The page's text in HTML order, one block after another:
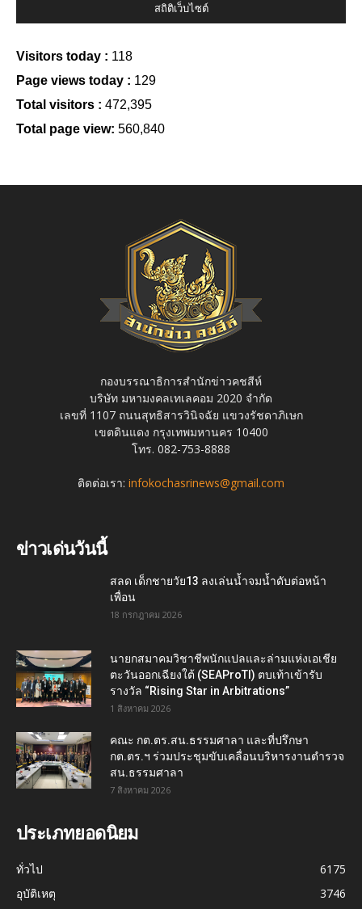
สถิติเว็บไซต์
Visitors today : 118
Page views today : 129
Total visitors : 472,395
Total page view: 560,840
กองบรรณาธิการสำนักข่าวคชสีห์
บริษัท มหามงคลเทเลคอม 2020 จำกัด
เลขที่ 1107 ถนนสุทธิสารวินิจฉัย แขวงรัชดาภิเษก
เขตดินแดง กรุงเทพมหานคร 10400
โทร. 082-753-8888
ติดต่อเรา: infokochasrinews@gmail.com
ข่าวเด่นวันนี้
สลด เด็กชายวัย13 ลงเล่นน้ำจมน้ำดับต่อหน้า
เพื่อน
18 กรกฎาคม 2026
นายกสมาคมวิชาชีพนักแปลและล่ามแห่งเอเชีย
ตะวันออกเฉียงใต้ (SEAProTI) ตบเท้าเข้ารับ
รางวัล “Rising Star in Arbitrations”
1 สิงหาคม 2026
คณะ กต.ตร.สน.ธรรมศาลา และที่ปรึกษา
กต.ตร.ฯ ร่วมประชุมขับเคลื่อนบริหารงานตำรวจ
สน.ธรรมศาลา
7 สิงหาคม 2026
ประเภทยอดนิยม
ทั่วไป
6175
อุบัติเหตุ
3746